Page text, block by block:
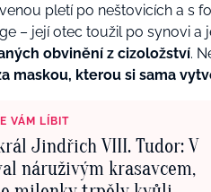
pletí po neštovicích a s
– její otec toužil po synovi a
obvinění z cizoložství.
maskou, kterou si sama
VÁM LÍBIT
Jindřich VIII. Tudor: V
náruživým krasavcem,